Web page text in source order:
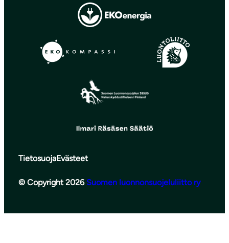
TietosuojaEvästeet
© Copyright 2026 Suomen luonnonsuojeluliitto ry